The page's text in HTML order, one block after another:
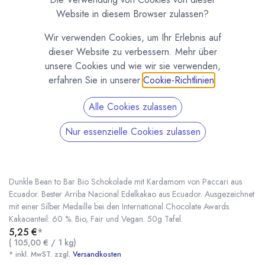
Bio Schokolade Paccari mit Kardamom, 60%
Dunkle Bean to Bar Bio Schokolade mit Kardamom von Paccari aus
Ecuador. Bester Arriba Nacional Edelkakao aus Ecuador. Ausgezeichnet
mit einer Silber Medaille bei den International Chocolate Awards.
Kakaoanteil: 60 %. Bio, Fair und Vegan. 50g Tafel.
5,25 €*
( 105,00 € / 1 kg)
* inkl. MwST. zzgl. Versandkosten
Website in diesem Browser zulassen?
Wir verwenden Cookies, um Ihr Erlebnis auf
dieser Website zu verbessern. Mehr über
unsere Cookies und wie wir sie verwenden,
erfahren Sie in unserer Cookie-Richtlinien
Alle Cookies zulassen
Nur essenzielle Cookies zulassen